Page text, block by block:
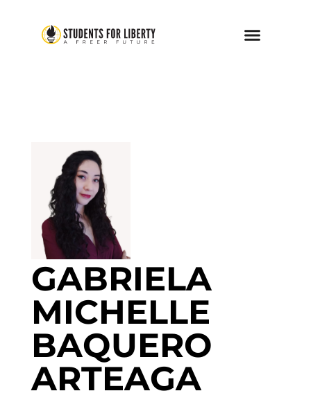
GABRIELA
MICHELLE
BAQUERO
ARTEAGA